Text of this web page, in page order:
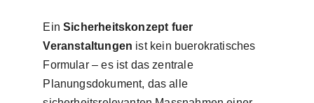
EinSicherheitskonzept fuer
Veranstaltungen ist kein buerokratisches
Formular – es ist das zentrale
Planungsdokument, das alle